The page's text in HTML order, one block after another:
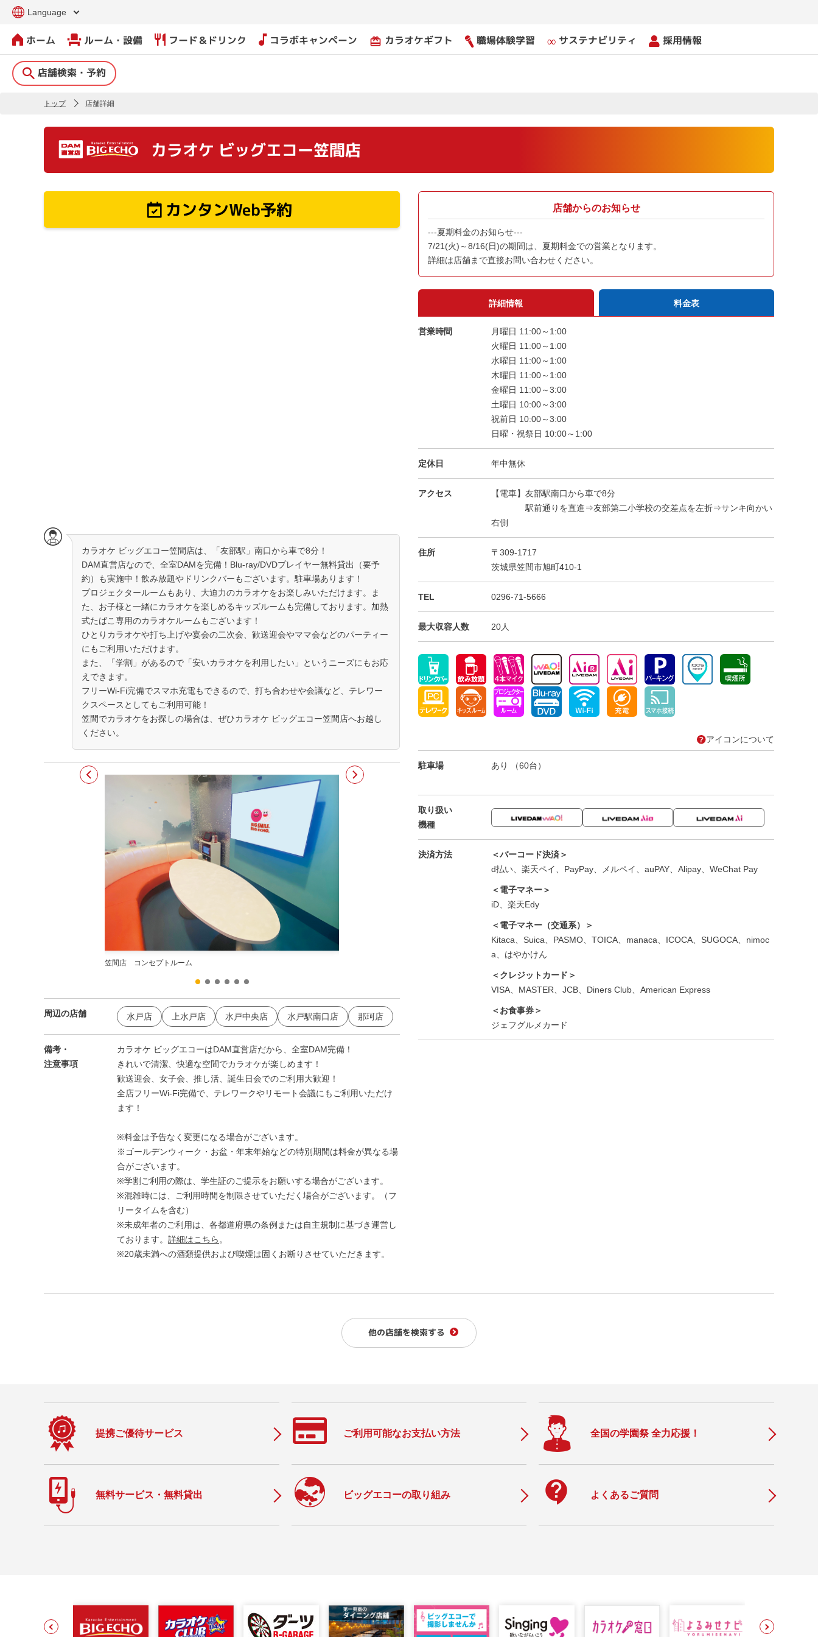
Language
ホーム ルーム・設備 フード＆ドリンク コラボキャンペーン card_giftcard カラオケギフト 職場体験学習 サステナビリティ 採用情報
店舗検索・予約
トップ 店舗詳細
カラオケ ビッグエコー笠間店
カンタンWeb予約
カラオケ ビッグエコー笠間店は、「友部駅」南口から車で8分！
DAM直営店なので、全室DAMを完備！Blu-ray/DVDプレイヤー無料貸出（要予
約）も実施中！飲み放題やドリンクバーもございます。駐車場あります！
プロジェクタールームもあり、大迫力のカラオケをお楽しみいただけます。ま
た、お子様と一緒にカラオケを楽しめるキッズルームも完備しております。加熱
式たばこ専用のカラオケルームもございます！
ひとりカラオケや打ち上げや宴会の二次会、歓送迎会やママ会などのパーティー
にもご利用いただけます。
また、「学割」があるので「安いカラオケを利用したい」というニーズにもお応
えできます。
フリーWi-Fi完備でスマホ充電もできるので、打ち合わせや会議など、テレワー
クスペースとしてもご利用可能！
笠間でカラオケをお探しの場合は、ぜひカラオケ ビッグエコー笠間店へお越し
ください。
笠間店 コンセプトルーム
周辺の店舗 水戸店 上水戸店 水戸中央店 水戸駅南口店 那珂店
備考・
注意事項
カラオケ ビッグエコーはDAM直営店だから、全室DAM完備！
きれいで清潔、快適な空間でカラオケが楽しめます！
歓送迎会、女子会、推し活、誕生日会でのご利用大歓迎！
全店フリーWi-Fi完備で、テレワークやリモート会議にもご利用いただけ
ます！
※料金は予告なく変更になる場合がございます。
※ゴールデンウィーク・お盆・年末年始などの特別期間は料金が異なる場
合がございます。
※学割ご利用の際は、学生証のご提示をお願いする場合がございます。
※混雑時には、ご利用時間を制限させていただく場合がございます。（フ
リータイムを含む）
※未成年者のご利用は、各都道府県の条例または自主規制に基づき運営し
ております。 詳細はこちら 。
※20歳未満への酒類提供および喫煙は固くお断りさせていただきます。
店舗からのお知らせ
---夏期料金のお知らせ---
7/21(火)～8/16(日)の期間は、夏期料金での営業となります。
詳細は店舗まで直接お問い合わせください。
詳細情報 料金表
営業時間
月曜日 11:00～1:00
火曜日 11:00～1:00
水曜日 11:00～1:00
木曜日 11:00～1:00
金曜日 11:00～3:00
土曜日 10:00～3:00
祝前日 10:00～3:00
日曜・祝祭日 10:00～1:00
定休日 年中無休
アクセス
【電車】友部駅南口から車で8分
駅前通りを直進⇒友部第二小学校の交差点を左折⇒サンキ向かい
右側
住所
〒309-1717
茨城県笠間市旭町410-1
TEL 0296-71-5666
最大収容人数 20人
アイコンについて
駐車場 あり （60台）
取り扱い
機種
決済方法
＜バーコード決済＞
d払い、楽天ペイ、PayPay、メルペイ、auPAY、Alipay、WeChat Pay
＜電子マネー＞
iD、楽天Edy
＜電子マネー（交通系）＞
Kitaca、Suica、PASMO、TOICA、manaca、ICOCA、SUGOCA、nimoc
a、はやかけん
＜クレジットカード＞
VISA、MASTER、JCB、Diners Club、American Express
＜お食事券＞
ジェフグルメカード
他の店舗を検索する
提携ご優待サービス ご利用可能なお支払い方法 全国の学園祭 全力応援！
無料サービス・無料貸出 ビッグエコーの取り組み contact_support よくあるご質問